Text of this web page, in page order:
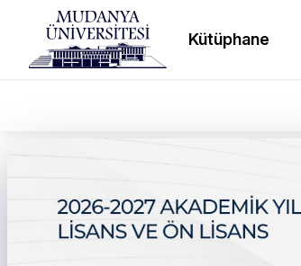
Kütüphane
LÖSEV’den